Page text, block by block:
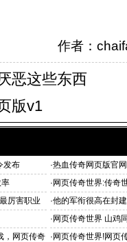
作者：
恶这些东西
版v1
发布 ·热血传奇网页版官
· 网页传奇世界:传奇
厉害职业
·他的军衔很高在封
· 网页传奇世界 山鸡
在哪里
，网页传奇 · 网页传奇世界!网页